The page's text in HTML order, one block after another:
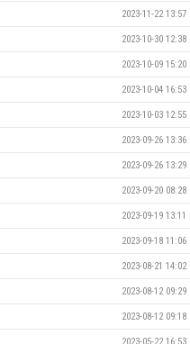
2023-11-22 13:57
2023-10-30 12:38
2023-10-09 15:20
2023-10-04 16:53
2023-10-03 12:55
2023-09-26 13:36
2023-09-26 13:29
2023-09-20 08:28
2023-09-19 13:11
2023-09-18 11:06
2023-08-21 14:02
2023-08-12 09:29
2023-08-12 09:18
2023-05-22 16:53